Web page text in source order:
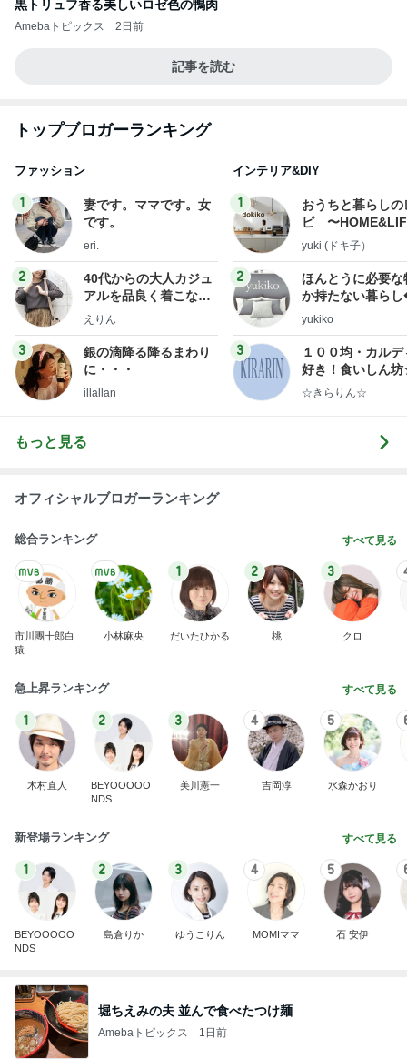
黒トリュフ香る美しいロゼ色の鴨肉
Amebaトピックス 2日前
記事を読む
トップブロガーランキング
ファッション
1
妻です。ママです。女
です。
eri.
2
40代からの大人カジュ
アルを品良く着こなす
ファッションブログ
えりん
3
銀の滴降る降るまわり
に・・・
illallan
インテリア&DIY
1
おうちと暮らしの
ピ 〜
yuki (ドキ子）
2
ほんとうに必要な
か持たない暮ら
ep Life Simple◆
yukiko
3
１００均・カルデ
好き！食いしん
らりん☆のブログ
☆きらりん☆
もっと見る
オフィシャルブロガーランキング
総合ランキング すべて見る
市川團十郎白
猿
小林麻央
1
だいたひかる
2
桃
3
クロ
急上昇ランキング すべて見る
1
木村直人
2
BEYOOOOO
NDS
3
美川憲一
4
吉岡淳
5
水森かおり
新登場ランキング すべて見る
1
BEYOOOOO
NDS
2
島倉りか
3
ゆうこりん
4
MOMIママ
5
石 安伊
堀ちえみの夫 並んで食べたつけ麺
Amebaトピックス 1日前